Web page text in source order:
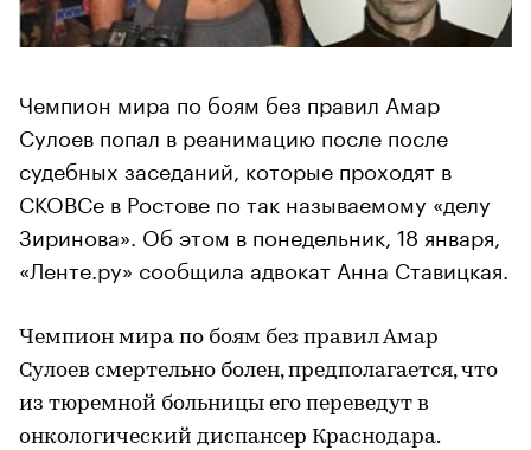
Чемпион мира по боям без правил Амар
Сулоев попал в реанимацию после после
судебных заседаний, которые проходят в
СКОВСе в Ростове по так называемому «делу
Зиринова». Об этом в понедельник, 18 января,
«Ленте.ру» сообщила адвокат Анна Ставицкая.
Чемпион мира по боям без правил Амар
Сулоев смертельно болен, предполагается, что
из тюремной больницы его переведут в
онкологический диспансер Краснодара.